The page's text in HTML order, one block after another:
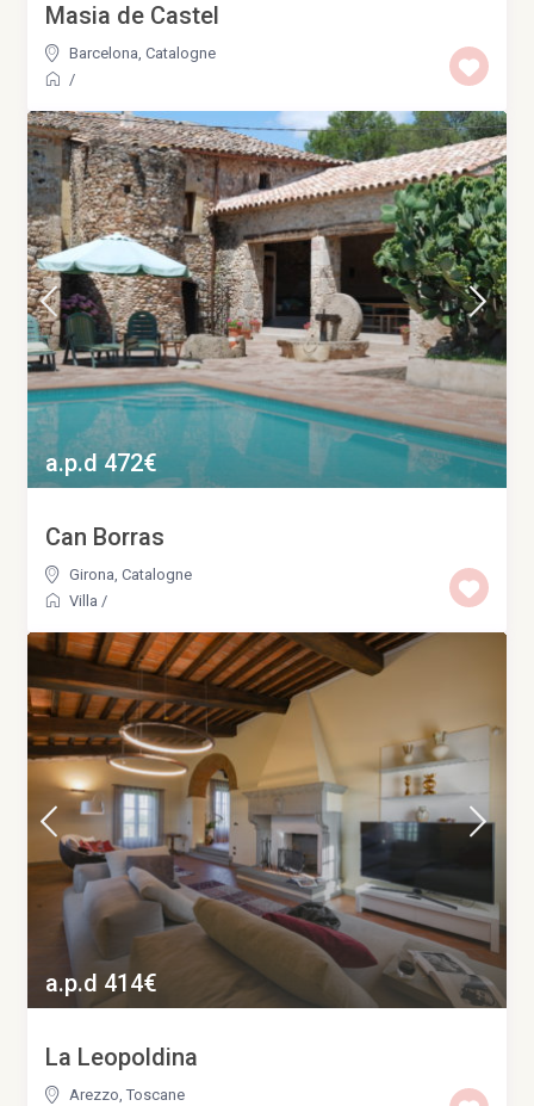
Masia de Castel
Barcelona,Catalogne
/
a.p.d 472€
Can Borras
Girona ,Catalogne
Villa /
a.p.d 414€
La Leopoldina
Arezzo,Toscane